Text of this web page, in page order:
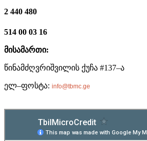
2 440 480
514 00 03 16
მისამართი:
წინამძღვრიშვილის ქუჩა #137–ა
ელ–ფოსტა: info@tbmc.ge